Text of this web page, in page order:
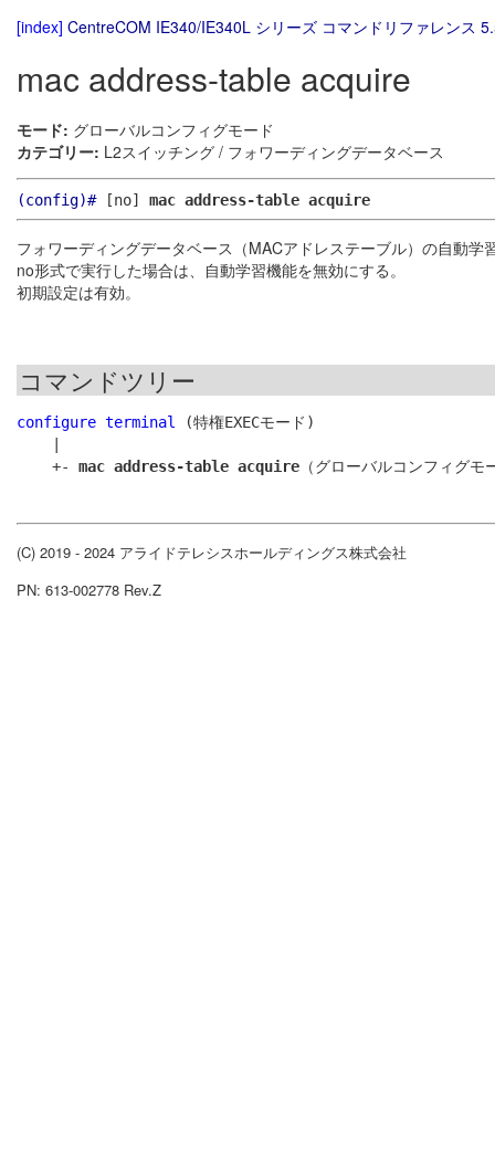
[index] CentreCOM IE340/IE340L シリーズ コマンドリファレンス
mac address-table acquire
モード: グローバルコンフィグモード
カテゴリー: L2スイッチング / フォワーディングデータベース
(config)#[no] mac address-table acquire
フォワーディングデータベース（MACアドレステーブル）の自動学
no形式で実行した場合は、自動学習機能を無効にする。
初期設定は有効。
コマンドツリー
configure terminal
(特権EXECモード)
    +-
mac address-table acquire
(C) 2019 - 2024 アライドテレシスホールディングス株式会社
PN: 613-002778 Rev.Z